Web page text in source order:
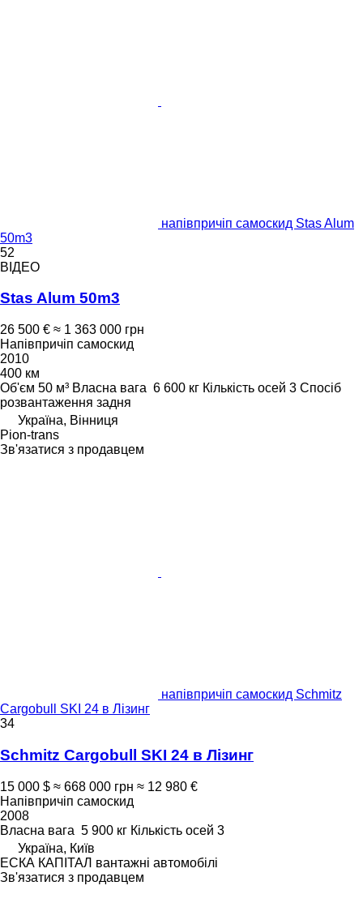
напівпричіп самоскид Stas Alum
50m3
52
ВІДЕО
Stas Alum 50m3
26 500 € ≈ 1 363 000 грн
Напівпричіп самоскид
2010
400 км
Об'єм 50 м³ Власна вага 6 600 кг Кількість осей 3 Спосіб
розвантаження задня
Україна, Вінниця
Pion-trans
Зв'язатися з продавцем
напівпричіп самоскид Schmitz
Cargobull SKI 24 в Лізинг
34
Schmitz Cargobull SKI 24 в Лізинг
15 000 $ ≈ 668 000 грн ≈ 12 980 €
Напівпричіп самоскид
2008
Власна вага 5 900 кг Кількість осей 3
Україна, Київ
ЕСКА КАПІТАЛ вантажні автомобілі
Зв'язатися з продавцем